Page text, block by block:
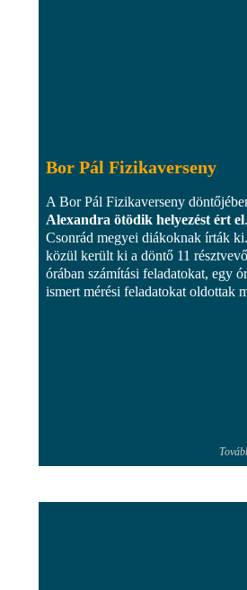
Bor Pál Fizikaverseny
A Bor Pál Fizikaverseny
Alexandra ötödik helyezést ért el
Csonrád megyei diákoknak írták
közül került ki a döntő 11
órában számítási feladatokat, egy
ismert mérési feladatokat oldottak